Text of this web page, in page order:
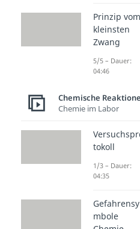
erklärt
hiermal rein.
einfach
Chemische
Prinzip vom
kleinsten
Zwang
5/5 – Dauer:
04:46
Chemische
Chemie im Labor
tokoll
1/3 – Dauer:
04:35
Gefahrensy
mbole